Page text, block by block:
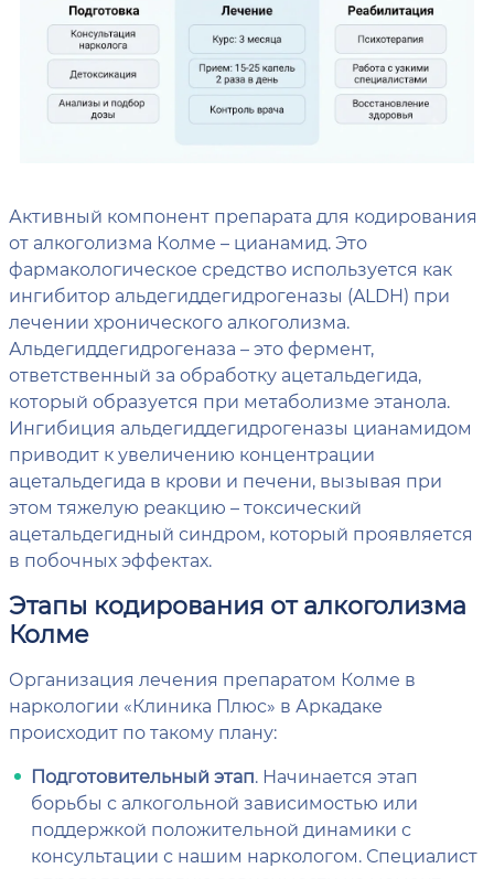
Активный компонент препарата для кодирования
от алкоголизма Колме – цианамид. Это
фармакологическое средство используется как
ингибитор альдегиддегидрогеназы (ALDH) при
лечении хронического алкоголизма.
Альдегиддегидрогеназа – это фермент,
ответственный за обработку ацетальдегида,
который образуется при метаболизме этанола.
Ингибиция альдегиддегидрогеназы цианамидом
приводит к увеличению концентрации
ацетальдегида в крови и печени, вызывая при
этом тяжелую реакцию – токсический
ацетальдегидный синдром, который проявляется
в побочных эффектах.
Этапы кодирования от алкоголизма
Колме
Организация лечения препаратом Колме в
наркологии «Клиника Плюс» в Аркадаке
происходит по такому плану:
Подготовительный этап. Начинается этап
борьбы с алкогольной зависимостью или
поддержкой положительной динамики с
консультации с нашим наркологом. Специалист